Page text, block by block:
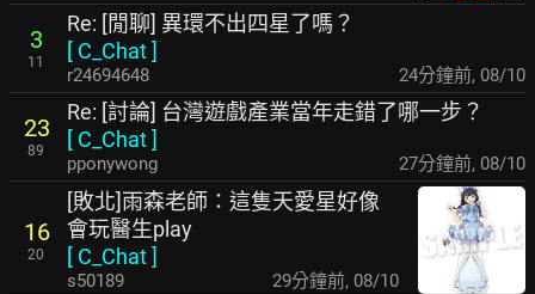
3
11
Re: [閒聊] 異環不出四星了嗎？
[ C_Chat]
r24694648 24分鐘前, 08/10
23
89
Re: [討論] 台灣遊戲產業當年走錯了哪一步？
[ C_Chat]
pponywong 27分鐘前, 08/10
16
20
[敗北]雨森老師：這隻天愛星好像
會玩醫生play
[ C_Chat]
s50189 29分鐘前, 08/10